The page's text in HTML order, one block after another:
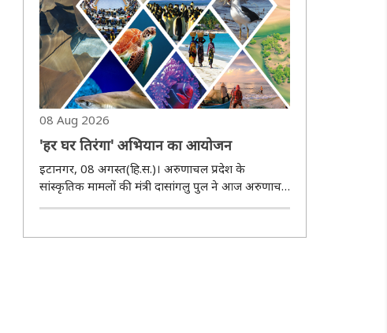
स्थिति की समीक्षा की। उन्होंने मौजूदा सुरक्षा हालात,..
08 Aug 2026
'हर घर तिरंगा' अभियान का आयोजन
इटानगर, 08 अगस्त(हि.स.)। अरुणाचल प्रदेश के
सांस्कृतिक मामलों की मंत्री दासांगलु पुल ने आज अरुणाचल
प्रदेश के लोगों से अपील की कि वे देश के 80वें स्वतंत्रता
चलाए जा रहे ''हर घर तिरंगा'' अभियान के 5व..